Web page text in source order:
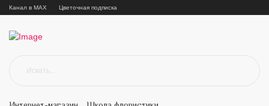
Канал в MAX Цветочная подписка